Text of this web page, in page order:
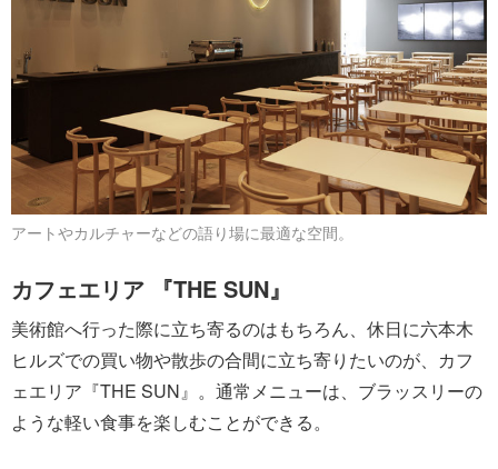
アートやカルチャーなどの語り場に最適な空間。
カフェエリア 『THE SUN』
美術館へ行った際に立ち寄るのはもちろん、休日に六本木
ヒルズでの買い物や散歩の合間に立ち寄りたいのが、カフ
ェエリア『THE SUN』。通常メニューは、ブラッスリーの
ような軽い食事を楽しむことができる。